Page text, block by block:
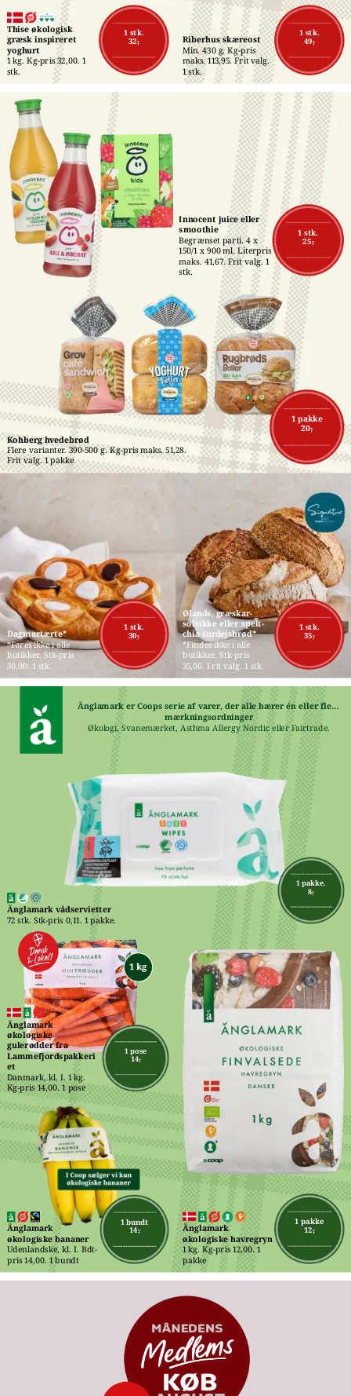
1 stk.
32,-
Thise økologisk
græsk inspireret
yoghurt
1 kg. Kg-pris 32,00. 1
stk.
1 stk.
49,-
Riberhus skæreost
Min. 430 g. Kg-pris
maks. 113,95. Frit valg.
1 stk.
1 pakke
20,-
Kohberg hvedebrød
Flere varianter. 390-500 g. Kg-pris maks. 51,28.
Frit valg. 1 pakke
1 stk.
25,-
Innocent juice eller
smoothie
Begrænset parti. 4 x
150/1 x 900 ml. Literpris
maks. 41,67. Frit valg. 1
stk.
1 stk.
30,-
Dagmartærte*
*Føres ikke i alle
butikker. Stk-pris
30,00. 1 stk.
1 stk.
35,-
Ølands, græskar-
solsikke eller spelt-
chia surdejsbrød*
*Findes ikke i alle
butikker. Stk-pris
35,00. Frit valg. 1 stk.
1 pakke.
8,-
Änglamark vådservietter
72 stk. Stk-pris 0,11. 1 pakke.
1 pose
14,-
Änglamark
økologiske
gulerødder fra
Lammefjordspakkeri
et
Danmark, kl. I. 1 kg.
Kg-pris 14,00. 1 pose
1 bundt
14,-
Änglamark
økologiske bananer
Udenlandske, kl. I. Bdt-
pris 14,00. 1 bundt
1 pakke
12,-
Änglamark
økologiske havregryn
1 kg. Kg-pris 12,00. 1
pakke
Änglamark er Coops serie af varer, der alle bærer én eller flere
mærkningsordninger
Økologi, Svanemærket, Asthma Allergy Nordic eller Fairtrade.